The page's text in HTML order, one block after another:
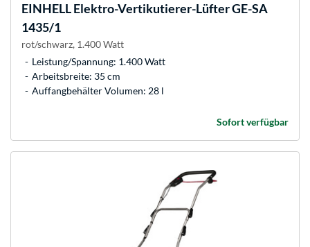
EINHELLElektro-Vertikutierer-Lüfter GE-SA
1435/1
rot/schwarz, 1.400 Watt
Leistung/Spannung: 1.400 Watt
Arbeitsbreite: 35 cm
Auffangbehälter Volumen: 28 l
Sofort verfügbar